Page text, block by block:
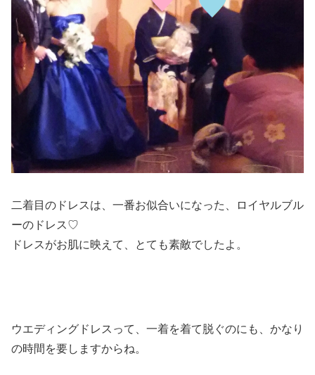
二着目のドレスは、一番お似合いになった、ロイヤルブル
ーのドレス♡
ドレスがお肌に映えて、とても素敵でしたよ。
ウエディングドレスって、一着を着て脱ぐのにも、かなり
の時間を要しますからね。